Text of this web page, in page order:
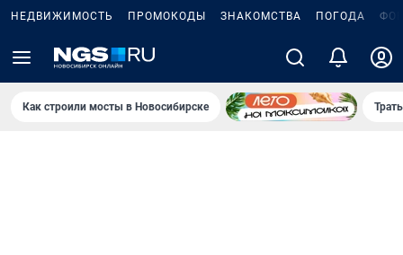
НЕДВИЖИМОСТЬ ПРОМОКОДЫ ЗНАКОМСТВА ПОГОДА
Как строили мосты в Новосибирске